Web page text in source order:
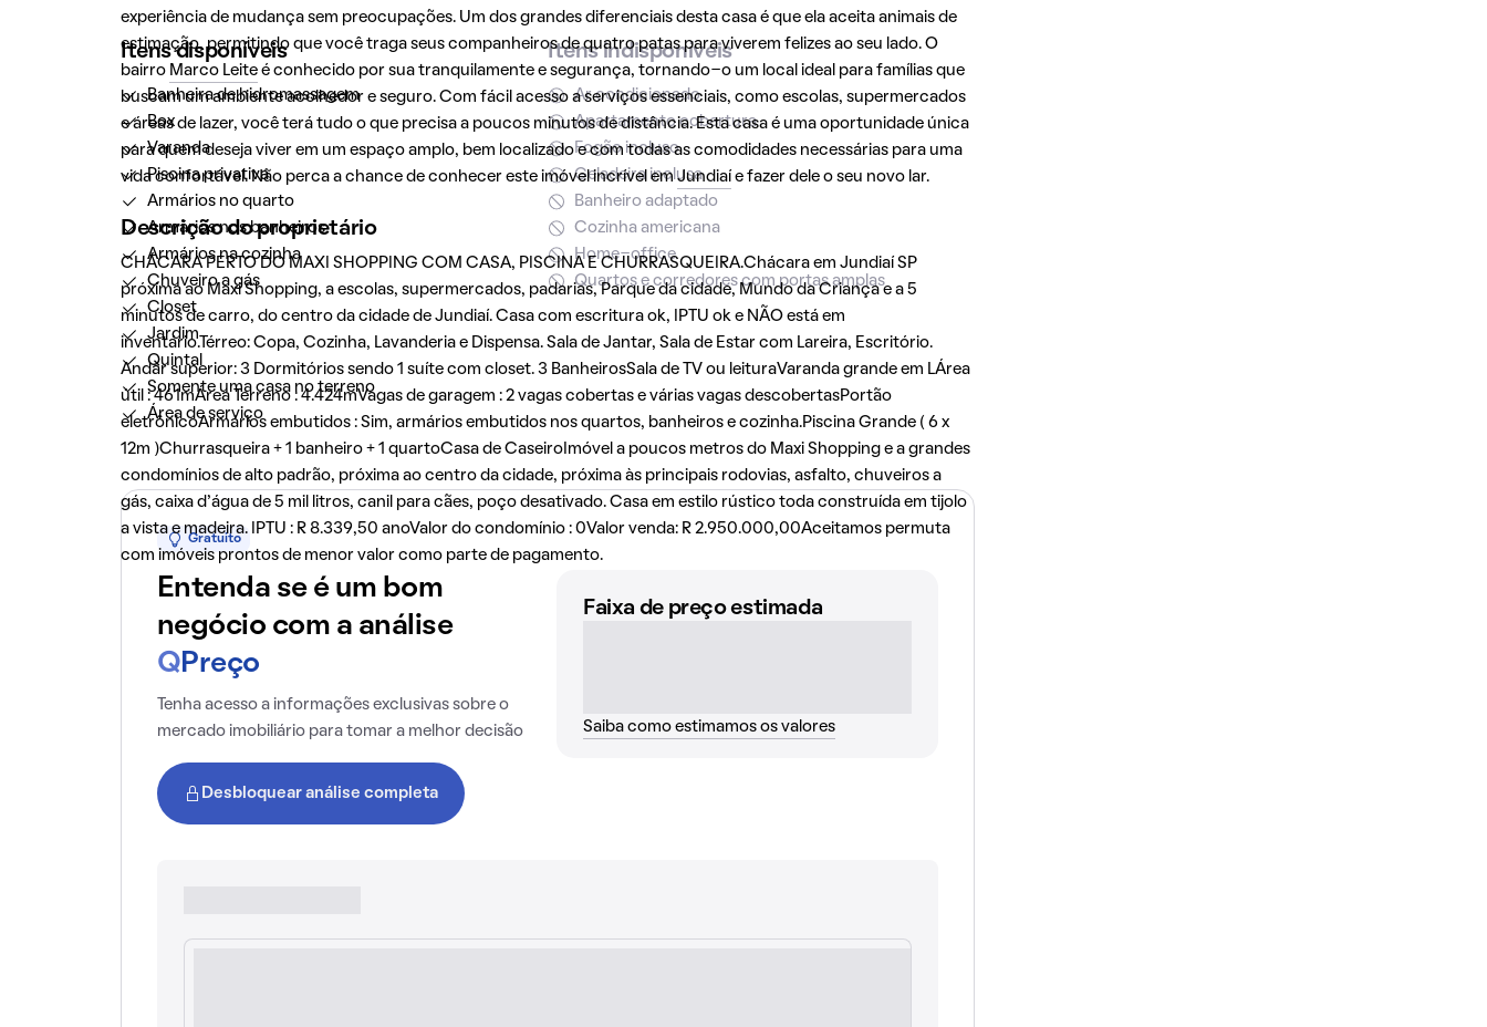
experiência de mudança sem preocupações. Um dos grandes diferenciais desta casa é que ela aceita animais de
estimação, permitindo que você traga seus companheiros de quatro patas para viverem felizes ao seu lado. O
bairro Marco Leiteé conhecido por sua tranquilamente e segurança, tornando-o um local ideal para famílias que
buscam um ambiente acolhedor e seguro. Com fácil acesso a serviços essenciais, como escolas, supermercados
e áreas de lazer, você terá tudo o que precisa a poucos minutos de distância. Esta casa é uma oportunidade única
para quem deseja viver em um espaço amplo, bem localizado e com todas as comodidades necessárias para uma
vida confortável. Não perca a chance de conhecer este imóvel incrível emJundiaíe fazer dele o seu novo lar.
Descrição do proprietário
CHÁCARA PERTO DO MAXI SHOPPING COM CASA, PISCINA E CHURRASQUEIRA.Chácara em Jundiaí SP
próxima ao Maxi Shopping, a escolas, supermercados, padarias, Parque da cidade, Mundo da Criança e a 5
minutos de carro, do centro da cidade de Jundiaí. Casa com escritura ok, IPTU ok e NÃO está em
inventário.Térreo: Copa, Cozinha, Lavanderia e Dispensa. Sala de Jantar, Sala de Estar com Lareira, Escritório.
Andar superior: 3 Dormitórios sendo 1 suíte com closet. 3 BanheirosSala de TV ou leituraVaranda grande em LÁrea
útil : 461mÁrea Terreno : 4.424mVagas de garagem : 2 vagas cobertas e várias vagas descobertasPortão
eletrônicoArmários embutidos : Sim, armários embutidos nos quartos, banheiros e cozinha.Piscina Grande ( 6 x
12m )Churrasqueira + 1 banheiro + 1 quartoCasa de CaseiroImóvel a poucos metros do Maxi Shopping e a grandes
condomínios de alto padrão, próxima ao centro da cidade, próxima às principais rodovias, asfalto, chuveiros a
gás, caixa d'água de 5 mil litros, canil para cães, poço desativado. Casa em estilo rústico toda construída em tijolo
a vista e madeira. IPTU : R 8.339,50 anoValor do condomínio : 0Valor venda: R 2.950.000,00Aceitamos permuta
com imóveis prontos de menor valor como parte de pagamento.
Itens disponíveis
Banheira de hidromassagem
Box
Varanda
Piscina privativa
Armários no quarto
Armários nos banheiros
Armários na cozinha
Chuveiro a gás
Closet
Jardim
Quintal
Somente uma casa no terreno
Área de serviço
Itens indisponíveis
Ar condicionado
Apartamento cobertura
Fogão incluso
Geladeira inclusa
Banheiro adaptado
Cozinha americana
Home-office
Quartos e corredores com portas amplas
Gratuito
Entenda se é um bom
negócio com a análise
Q Preço
Tenha acesso a informações exclusivas sobre o
mercado imobiliário para tomar a melhor decisão
Desbloquear análise completa
Faixa de preço estimada
Saiba como estimamos os valores